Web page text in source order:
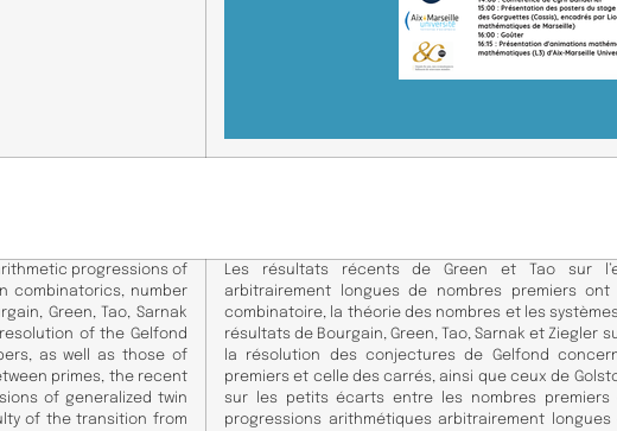
progressions of
combinatorics, number
Green, Tao, Sarnak
of the Gelfond
as well as those of
primes, the recent
of generalized twin
of the transition from
Les résultats récents de Green et Tao sur
arbitrairement longues de nombres premiers
combinatoire, la théorie des nombres et les
résultats de Bourgain, Green, Tao, Sarnak et Ziegler
la résolution des conjectures de Gelfond
premiers et celle des carrés, ainsi que ceux de
sur les petits écarts entre les nombres premiers
progressions arithmétiques arbitrairement